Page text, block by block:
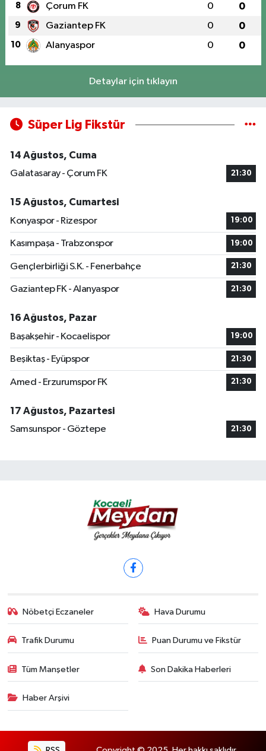
8 Çorum FK 0 0
9 Gaziantep FK 0 0
10 Alanyaspor 0 0
Detaylar için tıklayın
Süper Lig Fikstür
14 Ağustos, Cuma
Galatasaray - Çorum FK
21:30
15 Ağustos, Cumartesi
Konyaspor - Rizespor
19:00
Kasımpaşa - Trabzonspor 19:00
Gençlerbirliği S.K. - Fenerbahçe 21:30
Gaziantep FK - Alanyaspor 21:30
16 Ağustos, Pazar
Başakşehir - Kocaelispor
19:00
Beşiktaş - Eyüpspor 21:30
Amed - Erzurumspor FK 21:30
17 Ağustos, Pazartesi
Samsunspor - Göztepe
21:30
Nöbetçi Eczaneler Hava Durumu
Trafik Durumu Puan Durumu ve Fikstür
Tüm Manşetler Son Dakika Haberleri
Haber Arşivi